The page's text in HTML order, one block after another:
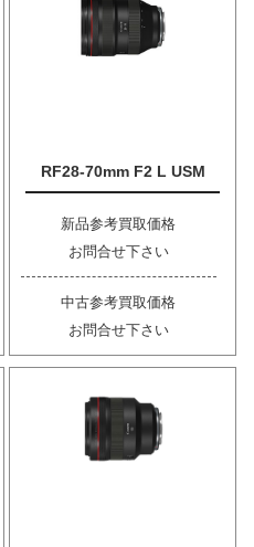
RF28-70mm F2 L USM
新品参考買取価格
お問合せ下さい
中古参考買取価格
お問合せ下さい